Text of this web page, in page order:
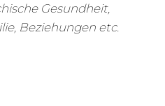
Gesundheit,
Beziehungen etc.